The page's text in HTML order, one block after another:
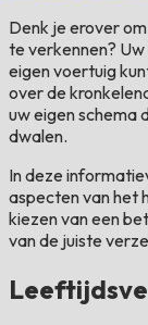
Denk je erover
te verkennen?
eigen voertuig
over de
uw eigen schema
dwalen.
In deze
aspecten van het
kiezen van een
van de juiste